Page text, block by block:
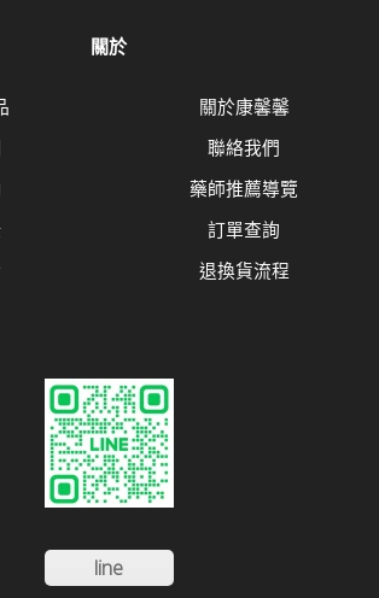
關於
關於康馨馨
聯絡我們
藥師推薦導覽
訂單查詢
退換貨流程
line